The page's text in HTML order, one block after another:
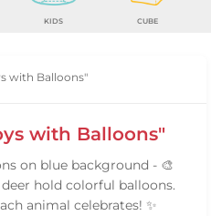
KIDS CUBE
with Balloons"
with Balloons"
on blue background - 🎨
hold colorful balloons.
animal celebrates! ✨